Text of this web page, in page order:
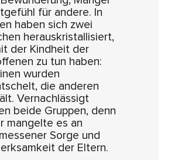
für andere. In
haben sich zwei
herauskristallisiert,
der Kindheit der
zu tun haben:
wurden
die anderen
Vernachlässigt
beide Gruppen, denn
mangelte es an
Sorge und
der Eltern.